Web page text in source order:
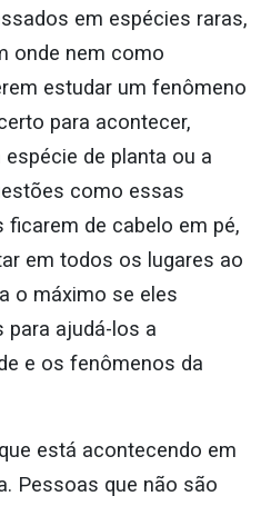
em espécies raras,
onde nem como
estudar um fenômeno
para acontecer,
de planta ou a
como essas
de cabelo em pé,
em todos os lugares ao
o máximo se eles
para ajudá-los a
e os fenômenos da
está acontecendo em
Pessoas que não são